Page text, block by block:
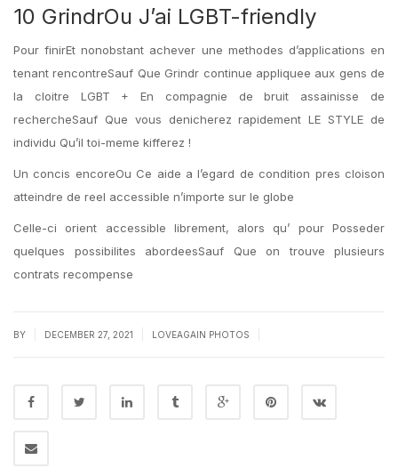
10 GrindrOu J’ai LGBT-friendly
Pour finirEt nonobstant achever une methodes d’applications en
tenant rencontreSauf Que Grindr continue appliquee aux gens de
la cloitre LGBT + En compagnie de bruit assainisse de
rechercheSauf Que vous denicherez rapidement LE STYLE de
individu Qu’il toi-meme kifferez !
Un concis encoreOu Ce aide a l’egard de condition pres cloison
atteindre de reel accessible n’importe sur le globe
Celle-ci orient accessible librement, alors qu’ pour Posseder
quelques possibilites abordeesSauf Que on trouve plusieurs
contrats recompense
BY DECEMBER 27, 2021 LOVEAGAIN PHOTOS